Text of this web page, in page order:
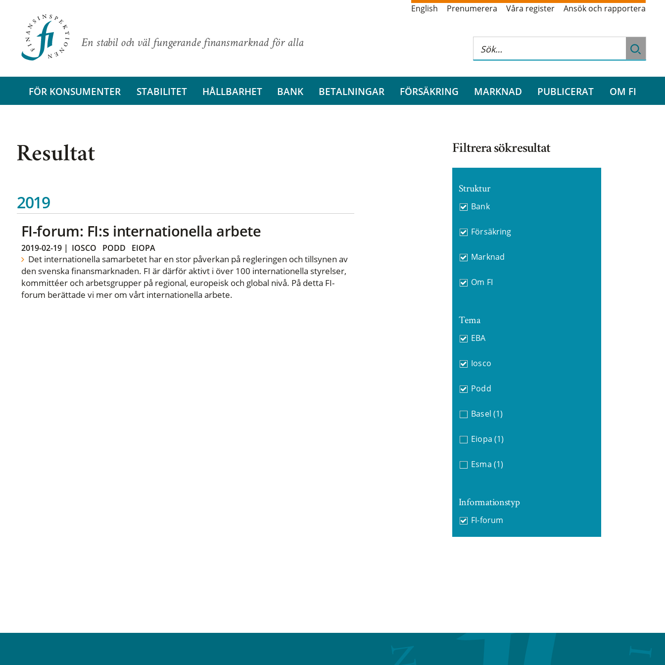
En stabil och väl fungerande finansmarknad för alla
English Prenumerera Våra register Ansök och rapportera
FÖR KONSUMENTER STABILITET HÅLLBARHET BANK BETALNINGAR FÖRSÄKRING MARKNAD PUBLICERAT OM FI
Resultat
2019
FI-forum: FI:s internationella arbete
2019-02-19| IOSCO PODD EIOPA
Det internationella samarbetet har en stor påverkan på regleringen och tillsynen av
den svenska finansmarknaden. FI är därför aktivt i över 100 internationella styrelser,
kommittéer och arbetsgrupper på regional, europeisk och global nivå. På detta FI-
forum berättade vi mer om vårt internationella arbete.
Filtrera sökresultat
Struktur
Bank
Försäkring
Marknad
Om FI
Tema
EBA
Iosco
Podd
Basel (1)
Eiopa (1)
Esma (1)
Informationstyp
FI-forum